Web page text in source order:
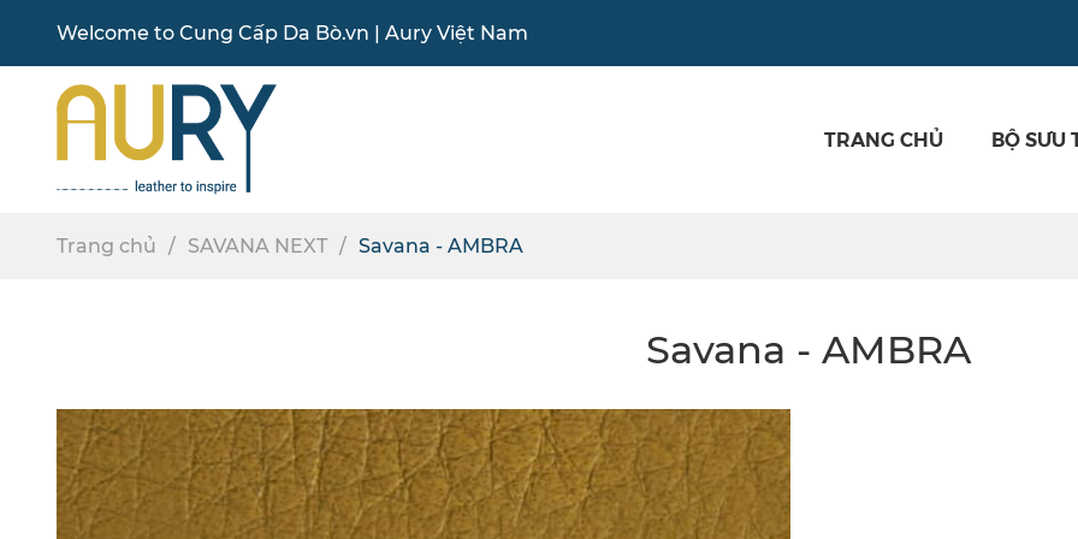
Welcome to Cung Cấp Da Bò.vn | Aury Việt Nam
TRANG CHỦ BỘ SƯU
Trang chủ SAVANA NEXT Savana - AMBRA
Savana - AMBRA